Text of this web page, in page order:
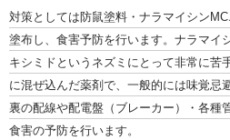
対策としては防鼠塗料・ナラマイシン
塗布し、食害予防を行います。ナラマイ
キシミドというネズミにとって非常に苦
に混ぜ込んだ薬剤で、一般的には味覚忌
裏の配線や配電盤（ブレーカー）・各種
食害の予防を行います。